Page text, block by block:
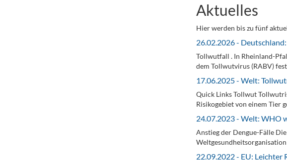
Aktuelles
Hier werden bis zu fünf
26.02.2026 -
Tollwutfall . In Rheinland-
dem Tollwutvirus (RABV)
17.06.2025 - Welt:
Quick Links Tollwut
Risikogebiet von einem Tier
24.07.2023 - Welt: WHO
Anstieg der Dengue-Fälle
22.09.2022 - EU: Leichter